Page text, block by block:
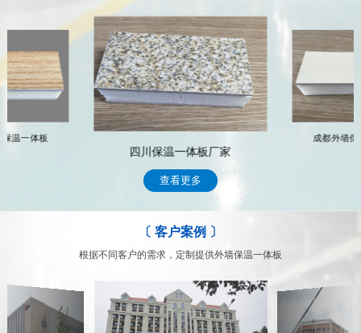
时、高效的为客户提供专业、科学、完善的整套系统解决方案 常年
跟踪服务，遇到有关技术和售后服务问题，我们将通过专门的部门及
时处理顾客的问题，完善周到的售后服务，赢得了众多客户的信赖
我们的售后服务
保温一体板
四川保温一体板厂家
成都外墙保
查看更多
〔 客户案例 〕
根据不同客户的需求，定制提供外墙保温一体板